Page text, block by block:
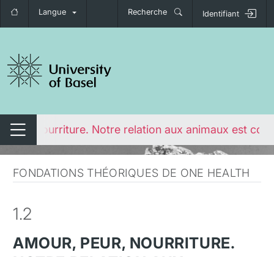
Langue Recherche Identifiant
de navigation
Changer de navigation
peur, nourriture. Notre relation aux animaux est
FONDATIONS THÉORIQUES DE ONE HEALTH
1.2
AMOUR, PEUR, NOURRITURE.